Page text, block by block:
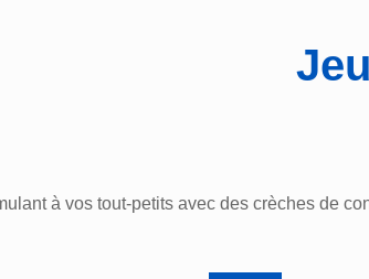
à vos tout-petits avec des crèches de